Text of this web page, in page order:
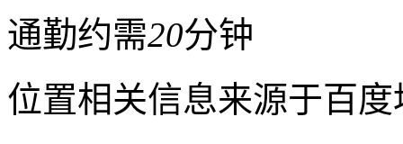
通勤约需20分钟
位置相关信息来源于百